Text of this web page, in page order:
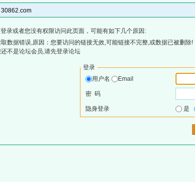
30862.com
录或者您没有权限访问此页面，可能有如下几个原因:
数据错误,原因：您要访问的链接无效,可能链接不完整,或数据已被删除!
不是论坛会员,请先登录论坛
登录
用户名
Email
密 码
隐身登录 是